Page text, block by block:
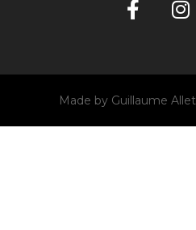
Made by Guillaume Allet